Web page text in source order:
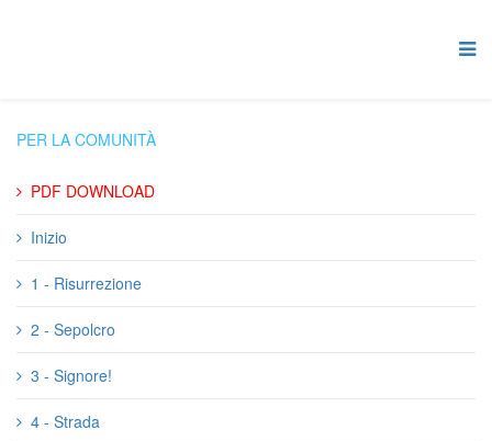
PER LA COMUNITÀ
PDF DOWNLOAD
Inizio
1 - Risurrezione
2 - Sepolcro
3 - Signore!
4 - Strada